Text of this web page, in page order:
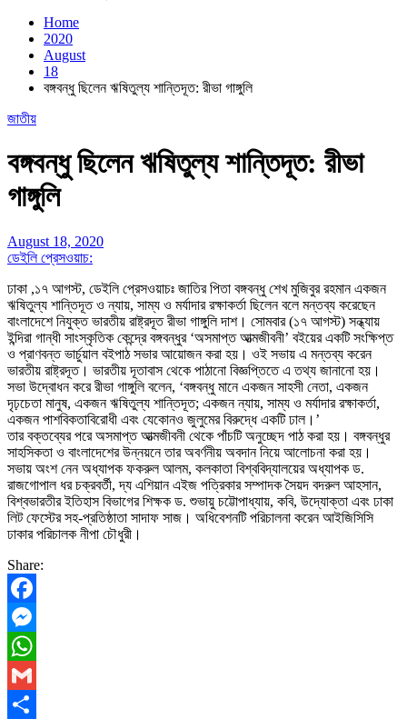
Home
2020
August
18
বঙ্গবন্ধু ছিলেন ঋষিতুল্য শান্তিদূত: রীভা গাঙ্গুলি
জাতীয়
বঙ্গবন্ধু ছিলেন ঋষিতুল্য শান্তিদূত: রীভা
গাঙ্গুলি
August 18, 2020
ডেইলি প্রেসওয়াচ:
ঢাকা ,১৭ আগস্ট, ডেইলি প্রেসওয়াচঃ জাতির পিতা বঙ্গবন্ধু শেখ মুজিবুর রহমান একজন
ঋষিতুল্য শান্তিদূত ও ন্যায়, সাম্য ও মর্যাদার রক্ষাকর্তা ছিলেন বলে মন্তব্য করেছেন
বাংলাদেশে নিযুক্ত ভারতীয় রাষ্ট্রদূত রীভা গাঙ্গুলি দাশ। সোমবার (১৭ আগস্ট) সন্ধ্যায়
ইন্দিরা গান্ধী সাংস্কৃতিক কেন্দ্রে বঙ্গবন্ধুর ‘অসমাপ্ত আত্মজীবনী’ বইয়ের একটি সংক্ষিপ্ত
ও প্রাণবন্ত ভার্চুয়াল বইপাঠ সভার আয়োজন করা হয়। ওই সভায় এ মন্তব্য করেন
ভারতীয় রাষ্ট্রদূত। ভারতীয় দূতাবাস থেকে পাঠানো বিজ্ঞপ্তিতে এ তথ্য জানানো হয়।
সভা উদ্বোধন করে রীভা গাঙ্গুলি বলেন, ‘বঙ্গবন্ধু মানে একজন সাহসী নেতা, একজন
দৃঢ়চেতা মানুষ, একজন ঋষিতুল্য শান্তিদূত; একজন ন্যায়, সাম্য ও মর্যাদার রক্ষাকর্তা,
একজন পাশবিকতাবিরোধী এবং যেকোনও জুলুমের বিরুদ্ধে একটি ঢাল।’
তার বক্তব্যের পরে অসমাপ্ত আত্মজীবনী থেকে পাঁচটি অনুচ্ছেদ পাঠ করা হয়। বঙ্গবন্ধুর
সাহসিকতা ও বাংলাদেশের উন্নয়নে তার অবর্ণনীয় অবদান নিয়ে আলোচনা করা হয়।
সভায় অংশ নেন অধ্যাপক ফকরুল আলম, কলকাতা বিশ্ববিদ্যালয়ের অধ্যাপক ড.
রাজগোপাল ধর চক্রবর্তী, দ্য এশিয়ান এইজ পত্রিকার সম্পাদক সৈয়দ বদরুল আহসান,
বিশ্বভারতীর ইতিহাস বিভাগের শিক্ষক ড. শুভায়ু চট্টোপাধ্যায়, কবি, উদ্যোক্তা এবং ঢাকা
লিট ফেস্টের সহ-প্রতিষ্ঠাতা সাদাফ সাজ। অধিবেশনটি পরিচালনা করেন আইজিসিসি
ঢাকার পরিচালক নীপা চৌধুরী।
Share:
Facebook
Messenger
WhatsApp
Gmail